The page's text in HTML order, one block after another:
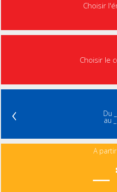
Choisir
Choisir le
‹ Du _
au _
A